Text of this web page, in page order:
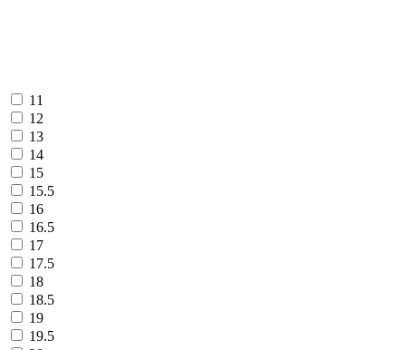
11
12
13
14
15
15.5
16
16.5
17
17.5
18
18.5
19
19.5